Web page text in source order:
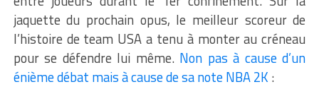
jaquette du prochain opus, le meilleur scoreur de
l’histoire de team USA a tenu à monter au créneau
pour se défendre lui même. Non pas à cause d’un
énième débat mais à cause de sa note NBA 2K :